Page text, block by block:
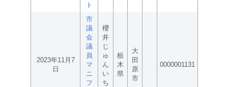
ト
2023年11月7
日
市
議
会
議
員
マ
ニ
フ
櫻
井
じ
ゅ
ん
い
ち
栃
木
県
大
田
原
市
0000001131